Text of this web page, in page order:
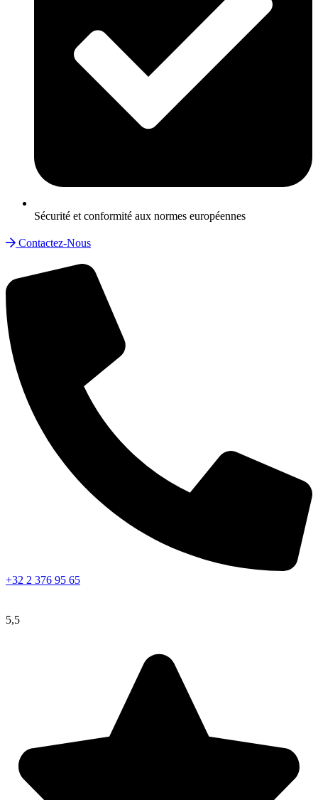
Sécurité et conformité aux normes européennes
Contactez-Nous
+32 2 376 95 65
5,5